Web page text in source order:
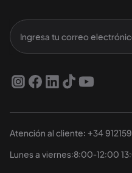
Atención al cliente: +34
Lunes a viernes:8:00-12:00